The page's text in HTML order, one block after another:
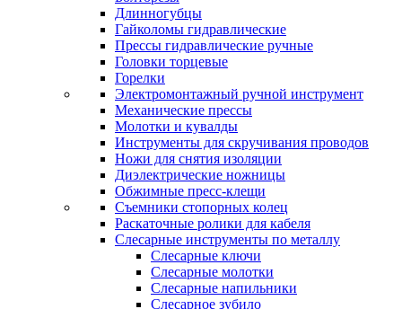
Длинногубцы
Гайколомы гидравлические
Прессы гидравлические ручные
Головки торцевые
Горелки
Электромонтажный ручной инструмент
Механические прессы
Молотки и кувалды
Инструменты для скручивания проводов
Ножи для снятия изоляции
Диэлектрические ножницы
Обжимные пресс-клещи
Съемники стопорных колец
Раскаточные ролики для кабеля
Слесарные инструменты по металлу
Слесарные ключи
Слесарные молотки
Слесарные напильники
Слесарное зубило